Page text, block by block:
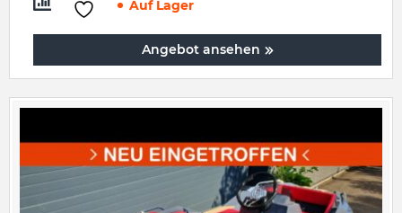
Auf Lager
Angebot ansehen